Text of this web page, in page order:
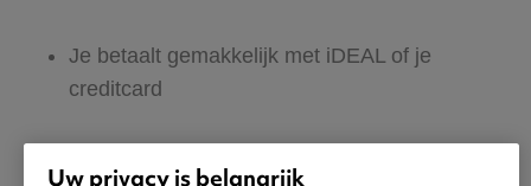
Je betaalt gemakkelijk met iDEAL of je
creditcard
Uw privacy is belangrijk